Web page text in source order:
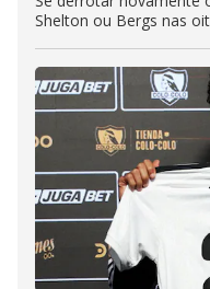
Shelton ou Bergs nas